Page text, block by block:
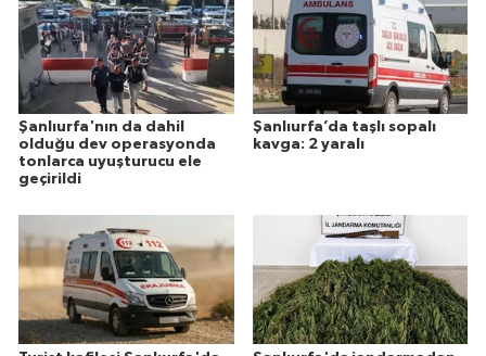
Şanlıurfa'nın da dahil
olduğu dev operasyonda
tonlarca uyuşturucu ele
geçirildi
Şanlıurfa’da taşlı sopalı
kavga: 2 yaralı